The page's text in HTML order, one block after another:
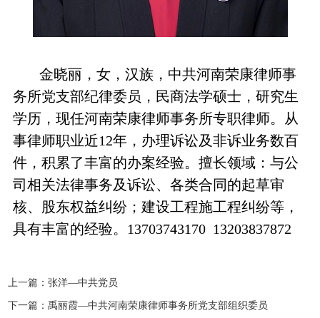
金晓丽，女，汉族，中共河南荣康律师事
务所党支部纪律委员，民商法学硕士，研究生
学历，现任河南荣康律师事务所专职律师。从
事律师职业近12年，办理诉讼及非诉业务数百
件，积累了丰富的办案经验。擅长领域：与公
司相关法律事务及诉讼、各类合同的起草审
核、股东权益纠纷；建设工程施工程纠纷等，
具有丰富的经验。13703743170 13203837872
上一篇：张洋—中共党员
下一篇：禹丽霞—中共河南荣康律师事务所党支部组织委员